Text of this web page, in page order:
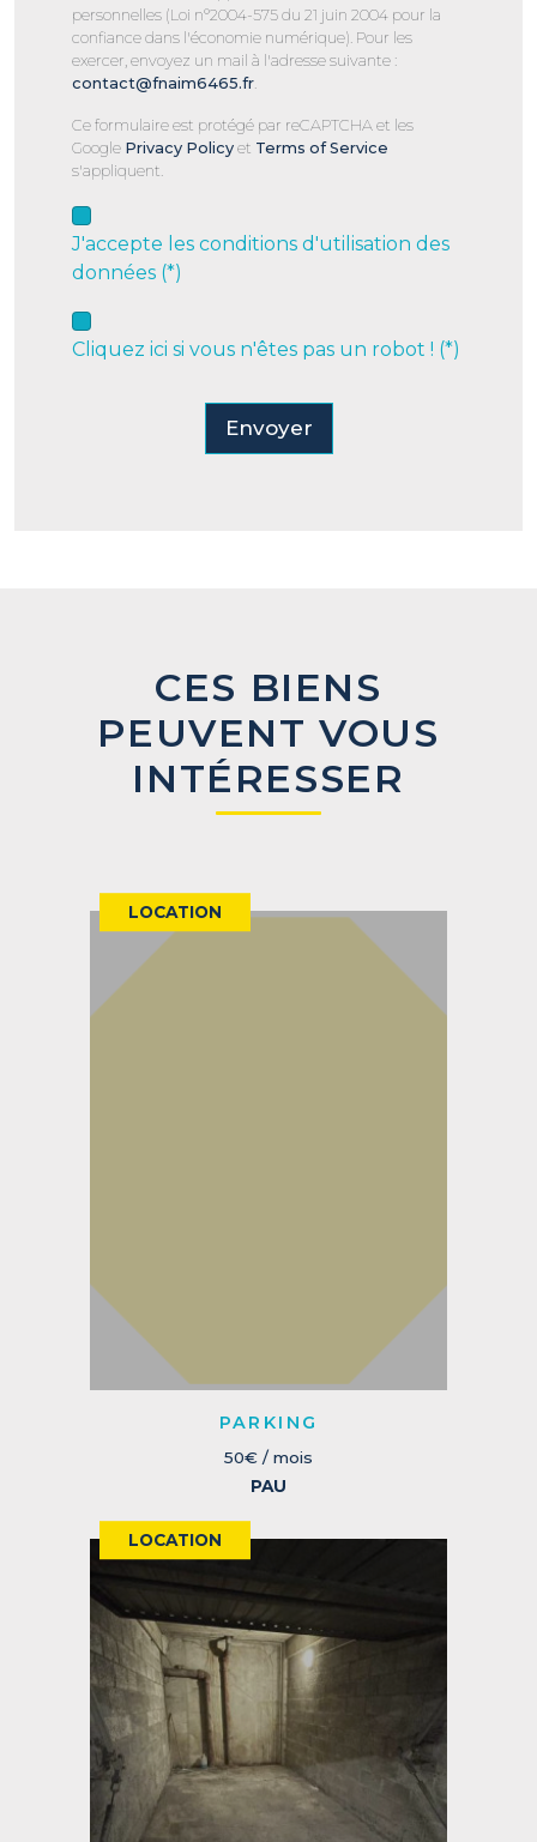
personnelles (Loi n°2004-575 du 21 juin 2004 pour la
confiance dans l'économie numérique). Pour les
exercer, envoyez un mail à l'adresse suivante :
contact@fnaim6465.fr
Ce formulaire est protégé par reCAPTCHA et les
Google Privacy Policy et Terms of Service
s'appliquent.
J'accepte les conditions d'utilisation des
données (*)
Cliquez ici si vous n'êtes pas un robot ! (*)
Envoyer
CES BIENS
PEUVENT VOUS
INTÉRESSER
LOCATION
PARKING
50€ / mois
PAU
LOCATION